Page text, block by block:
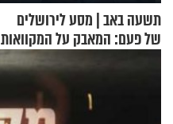
תשעה באב | מסע לירושלים
של פעם: המאבק על המקוואות